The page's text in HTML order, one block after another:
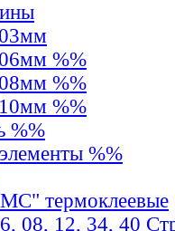
%%
%%
%%
%%
%%
термоклеевые
08, 12, 34, 40